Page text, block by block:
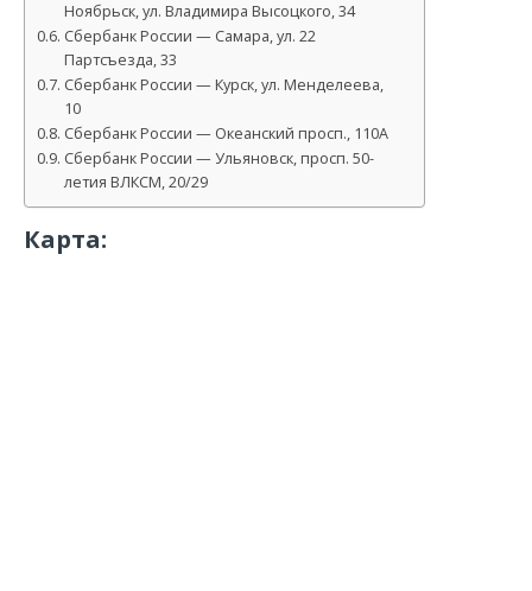
Ноябрьск, ул. Владимира Высоцкого, 34
Сбербанк России — Самара, ул. 22
Партсъезда, 33
Сбербанк России — Курск, ул. Менделеева,
10
Сбербанк России — Океанский просп., 110А
Сбербанк России — Ульяновск, просп. 50-
летия ВЛКСМ, 20/29
Карта: